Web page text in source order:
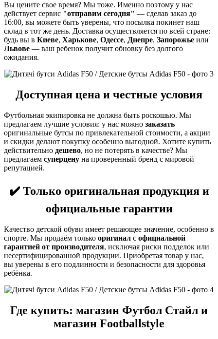
Вы цените свое время? Мы тоже. Именно поэтому у нас
действует сервис "отправим сегодня" — сделав заказ до
16:00, вы можете быть уверены, что посылка покинет наш
склад в тот же день. Доставка осуществляется по всей стране:
будь вы в Киеве, Харькове, Одессе, Днепре, Запорожье или
Львове — ваш ребенок получит обновку без долгого
ожидания.
Доступная цена и честные условия
Футбольная экипировка не должна быть роскошью. Мы
предлагаем лучшие условия: у нас можно заказать
оригинальные бутсы по привлекательной стоимости, а акции
и скидки делают покупку особенно выгодной. Хотите купить
действительно дешево, но не потерять в качестве? Мы
предлагаем суперцену на проверенный бренд с мировой
репутацией.
✔️ Только оригинальная продукция и
официальные гарантии
Качество детской обуви имеет решающее значение, особенно в
спорте. Мы продаём только оригинал с официальной
гарантией от производителя, исключая риски подделок или
несертифицированной продукции. Приобретая товар у нас,
вы уверены в его подлинности и безопасности для здоровья
ребёнка.
Где купить: магазин Футбол Стайл и
магазин Footballstyle